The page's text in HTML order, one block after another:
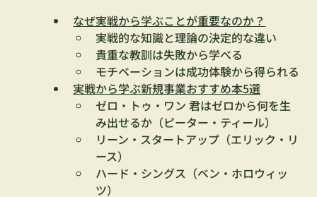
なぜ実戦から学ぶことが重要なのか？
実戦的な知識と理論の決定的な違い
貴重な教訓は失敗から学べる
モチベーションは成功体験から得られる
実戦から学ぶ新規事業おすすめ本5選
ゼロ・トゥ・ワン 君はゼロから何を生
み出せるか（ピーター・ティール）
リーン・スタートアップ（エリック・リ
ース）
ハード・シングス（ベン・ホロウィッ
ツ）